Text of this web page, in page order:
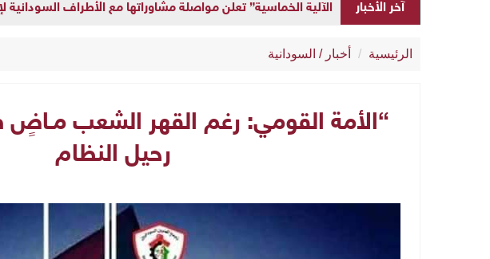
آخر الأخبار
إطلاق “المنصة الحكومية الموحدة” لإدارة سجلات موظفي الدولة
الرئيسية أخبار / السودانية
“الأمة القومي: رغم القهر الشعب
رحيل النظام